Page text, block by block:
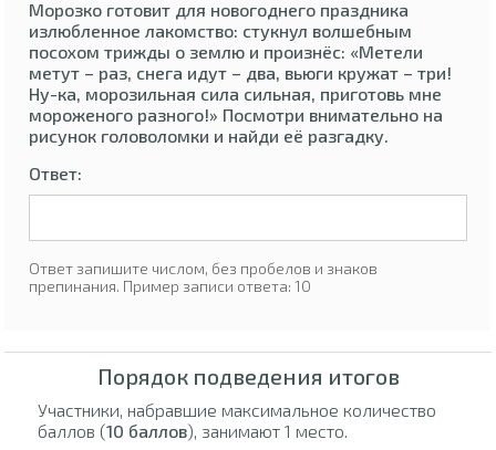
Морозко готовит для новогоднего праздника
излюбленное лакомство: стукнул волшебным
посохом трижды о землю и произнёс: «Метели
метут – раз, снега идут – два, вьюги кружат – три!
Ну-ка, морозильная сила сильная, приготовь мне
мороженого разного!» Посмотри внимательно на
рисунок головоломки и найди её разгадку.
Ответ:
Ответ запишите числом, без пробелов и знаков
препинания. Пример записи ответа: 10
Порядок подведения итогов
Участники, набравшие максимальное количество
баллов (10 баллов), занимают 1 место.